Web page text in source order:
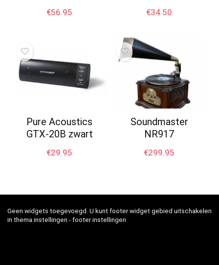
€56.95 €34.50
Pure Acoustics
GTX-20B zwart
€29.95
Soundmaster
NR917
€299.95
Geen widgets toegevoegd. U kunt footer widget gebied uitschakelen
in thema instellingen - footer instellingen